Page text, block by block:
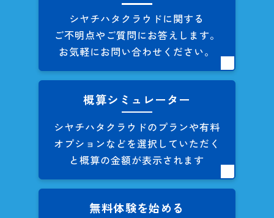
シヤチハタクラウドに関する
ご不明点やご質問にお答えします。
お気軽にお問い合わせください。
概算シミュレーター
シヤチハタクラウドのプランや有料
オプションなどを選択していただく
と概算の金額が表示されます
無料体験を始める